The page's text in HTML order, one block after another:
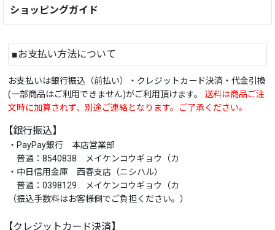
ショッピングガイド
■お支払い方法について
お支払いは銀行振込（前払い）・クレジットカード決済・代金引換
(一部商品はご利用できません)がご利用頂けます。 送料は商品ご注
文時に加算されず、別途ご連絡となります。ご了承ください。
【銀行振込】
・PayPay銀行 本店営業部
普通：8540838 メイケンコウギョウ（カ
・中日信用金庫 西春支店（ニシハル）
普通：0398129 メイケンコウギョウ（カ
（振込手数料はお客様側でご負担ください。）
【クレジットカード決済】